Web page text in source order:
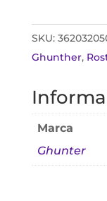
SKU:
Ghunther,
Marca
Ghunter